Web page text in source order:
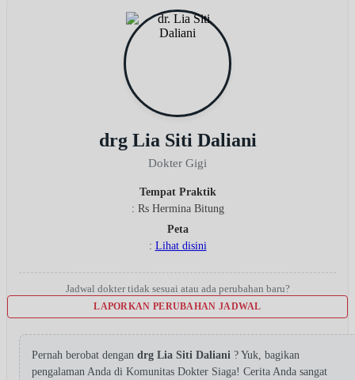
drg Lia Siti Daliani
Dokter Gigi
Tempat Praktik
: Rs Hermina Bitung
Peta
: Lihat disini
Jadwal dokter tidak sesuai atau ada perubahan baru?
LAPORKAN PERUBAHAN JADWAL
Pernah berobat dengan drg Lia Siti Daliani ? Yuk, bagikan
pengalaman Anda di Komunitas Dokter Siaga! Cerita Anda sangat